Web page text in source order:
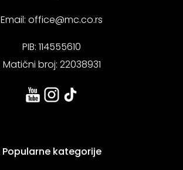
Email: office@mc.co.rs
PIB: 114555610
Matični broj: 22038931
Popularne kategorije